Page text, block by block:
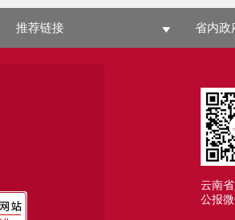
推荐链接 省内政
云南
公报